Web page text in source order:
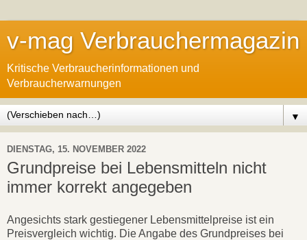
v-mag Verbrauchermagazin
Kritische Verbraucherinformationen und
Verbraucherwarnungen
▼
DIENSTAG, 15. NOVEMBER 2022
Grundpreise bei Lebensmitteln nicht
immer korrekt angegeben
Angesichts stark gestiegener Lebensmittelpreise ist ein
Preisvergleich wichtig. Die Angabe des Grundpreises bei